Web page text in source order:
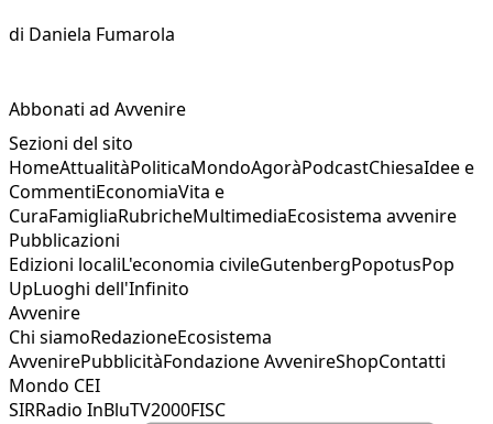
di Daniela Fumarola
Abbonati ad Avvenire
Sezioni del sito
HomeAttualitàPoliticaMondoAgoràPodcastChiesaIdee e
CommentiEconomiaVita e
CuraFamigliaRubricheMultimediaEcosistema avvenire
Pubblicazioni
Edizioni localiL'economia civileGutenbergPopotusPop
UpLuoghi dell'Infinito
Avvenire
Chi siamoRedazioneEcosistema
AvvenirePubblicitàFondazione AvvenireShopContatti
Mondo CEI
SIRRadio InBluTV2000FISC